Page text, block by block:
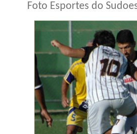
Foto Esportes do